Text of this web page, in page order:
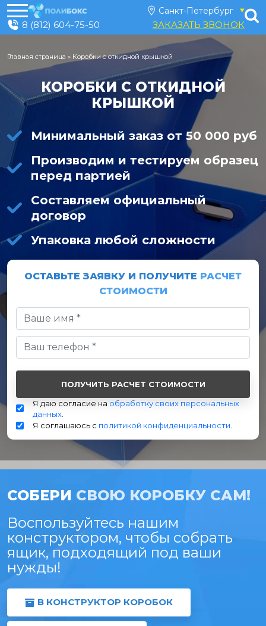
8 (812) 604-75-50 ЗАКАЗАТЬ ЗВОНОК
Главная страница » Коробки с откидной крышкой
КОРОБКИ С ОТКИДНОЙ
КРЫШКОЙ
Минимальный заказ от 50 000 руб
Производим и тестируем образец
перед партией
Составляем официальный
договор
Упаковка любой сложности
ОСТАВЬТЕ ЗАЯВКУ И ПОЛУЧИТЕ РАСЧЕТ
СТОИМОСТИ
Я даю согласие на обработку своих персональных
данных
Я соглашаюсь с политикой конфиденциальности
СОБЕРИ СВОЮ КОРОБКУ САМ!
Воспользуйтесь нашим
конструктором, чтобы собрать
ящик, подходящий под ваши
нужды!
В КОНСТРУКТОР КОРОБОК